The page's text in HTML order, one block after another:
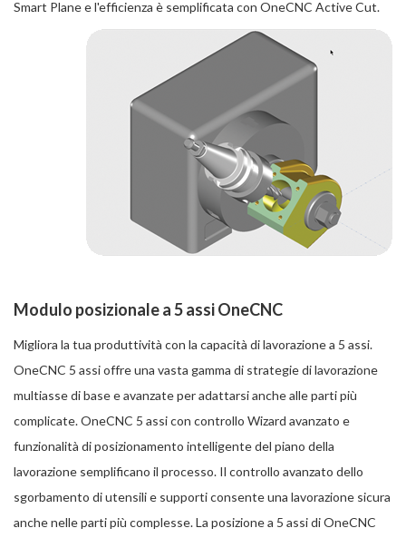
Smart Plane e l'efficienza è semplificata con OneCNC Active Cut.
Modulo posizionale a 5 assi OneCNC
Migliora la tua produttività con la capacità di lavorazione a 5 assi.
OneCNC 5 assi offre una vasta gamma di strategie di lavorazione
multiasse di base e avanzate per adattarsi anche alle parti più
complicate. OneCNC 5 assi con controllo Wizard avanzato e
funzionalità di posizionamento intelligente del piano della
lavorazione semplificano il processo. Il controllo avanzato dello
sgorbamento di utensili e supporti consente una lavorazione sicura
anche nelle parti più complesse. La posizione a 5 assi di OneCNC